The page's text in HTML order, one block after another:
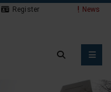
Register News